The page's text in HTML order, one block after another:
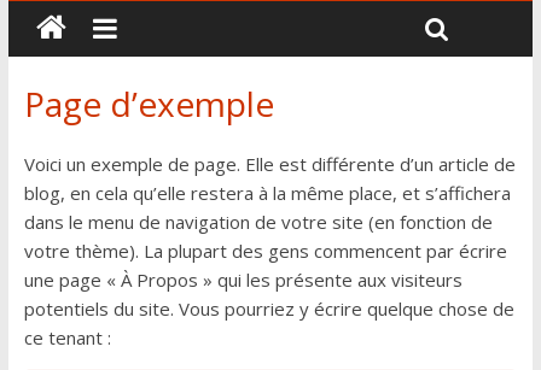
Page d’exemple
Voici un exemple de page. Elle est différente d’un article de
blog, en cela qu’elle restera à la même place, et s’affichera
dans le menu de navigation de votre site (en fonction de
votre thème). La plupart des gens commencent par écrire
une page « À Propos » qui les présente aux visiteurs
potentiels du site. Vous pourriez y écrire quelque chose de
ce tenant :